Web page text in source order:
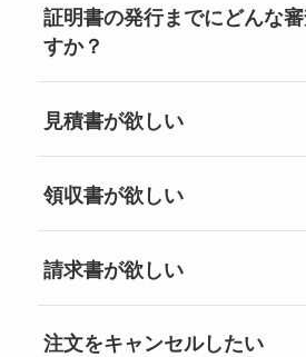
証明書の発行までにどんな
すか？
見積書が欲しい
領収書が欲しい
請求書が欲しい
注文をキャンセルしたい